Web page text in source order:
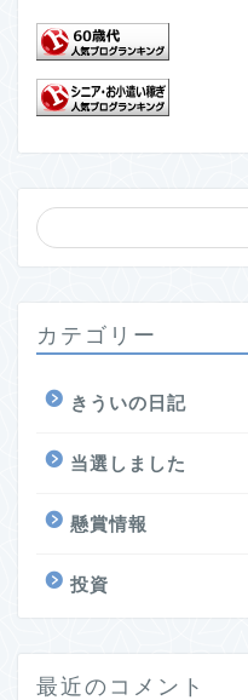
カテゴリー
きういの日記
当選しました
懸賞情報
投資
最近のコメント